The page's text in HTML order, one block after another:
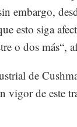
embargo,
esto siga
o dos más“,
de
vigor de este